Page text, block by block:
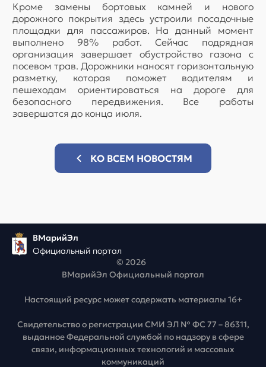
Кроме замены бортовых камней и нового
дорожного покрытия здесь устроили посадочные
площадки для пассажиров. На данный момент
выполнено 98% работ. Сейчас подрядная
организация завершает обустройство газона с
посевом трав. Дорожники наносят горизонтальную
разметку, которая поможет водителям и
пешеходам ориентироваться на дороге для
безопасного передвижения. Все работы
завершатся до конца июля.
КО ВСЕМ НОВОСТЯМ
ВМарийЭл
Официальный портал
© 2026
ВМарийЭл Официальный портал
Настоящий ресурс может содержать материалы 16+
Свидетельство о регистрации СМИ ЭЛ № ФС 77 – 86311,
выданное Федеральной службой по надзору в сфере
связи, информационных технологий и массовых
коммуникаций